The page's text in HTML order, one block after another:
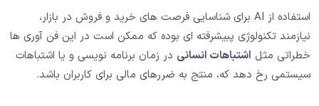
استفاده از AI برای شناسایی فرصت های خرید و فروش در بازار،
نیازمند تکنولوژی پبیشرفته ای بوده که ممکن است در این فن آوری ها
خطراتی مثل اشتباهات انسانی در زمان برنامه نویسی و یا اشتباهات
سیستمی رخ دهد که، منتج به ضررهای مالی برای کاربران باشد.